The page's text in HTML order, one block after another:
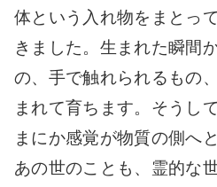
体という入れ物をまとっ
きました。生まれた瞬間
の、手で触れられるもの
まれて育ちます。そうし
まにか感覚が物質の側へ
あの世のことも、霊的な